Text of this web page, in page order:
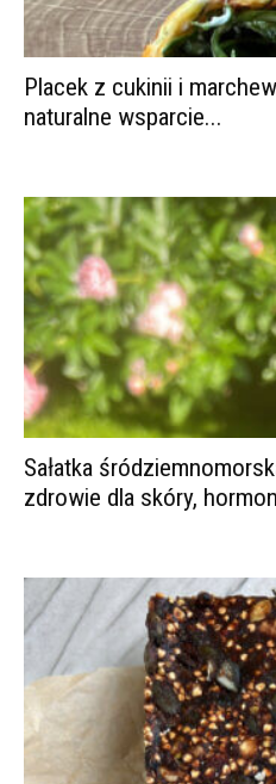
Placek z cukinii i
naturalne wsparcie...
Sałatka
zdrowie dla skóry,